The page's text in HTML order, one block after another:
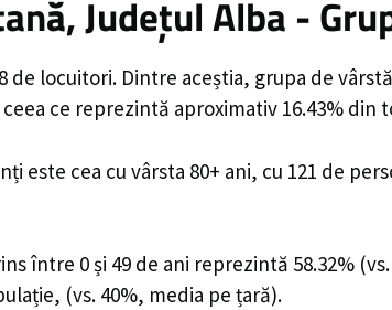
Județul Alba -
locuitori. Dintre aceștia, grupa de
ce reprezintă aproximativ 16.43% din
este cea cu vârsta 80+ ani, cu 121 de
între 0 și 49 de ani reprezintă 58.32%
(vs. 40%, media pe țară).